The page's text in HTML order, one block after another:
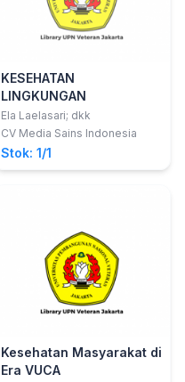
KESEHATAN
LINGKUNGAN
Ela Laelasari; dkk
CV Media Sains Indonesia
Stok: 1/1
Kesehatan Masyarakat di
Era VUCA